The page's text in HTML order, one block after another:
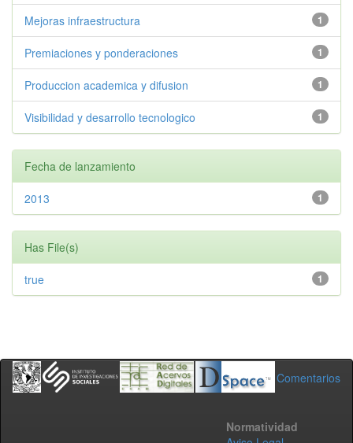
1
Mejoras infraestructura
1
Premiaciones y ponderaciones
1
Produccion academica y difusion
1
Visibilidad y desarrollo tecnologico
Fecha de lanzamiento
1
2013
Has File(s)
1
true
Comentarios
Normatividad